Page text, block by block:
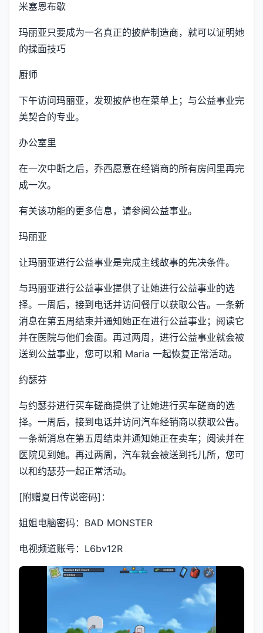
米塞恩布歇
玛丽亚只要成为一名真正的披萨制造商，就可以证明她
的揉面技巧
厨师
下午访问玛丽亚，发现披萨也在菜单上；与公益事业完
美契合的专业。
办公室里
在一次中断之后，乔西愿意在经销商的所有房间里再完
成一次。
有关该功能的更多信息，请参阅公益事业。
玛丽亚
让玛丽亚进行公益事业是完成主线故事的先决条件。
与玛丽亚进行公益事业提供了让她进行公益事业的选
择。一周后，接到电话并访问餐厅以获取公告。一条新
消息在第五周结束并通知她正在进行公益事业；阅读它
并在医院与他们会面。再过两周，进行公益事业就会被
送到公益事业，您可以和 Maria 一起恢复正常活动。
约瑟芬
与约瑟芬进行买车磋商提供了让她进行买车磋商的选
择。一周后，接到电话并访问汽车经销商以获取公告。
一条新消息在第五周结束并通知她正在卖车；阅读并在
医院见到她。再过两周，汽车就会被送到托儿所，您可
以和约瑟芬一起正常活动。
[附赠夏日传说密码]：
姐姐电脑密码：BAD MONSTER
电视频道账号：L6bv12R